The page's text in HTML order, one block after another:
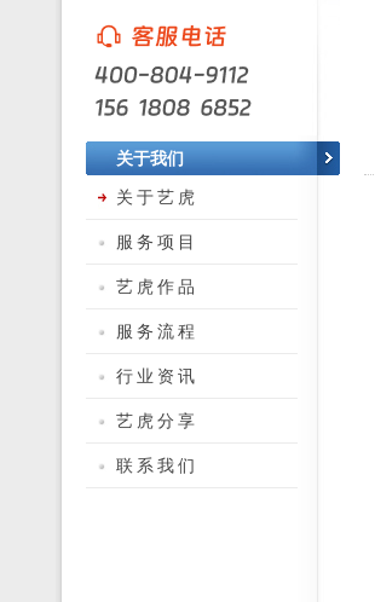
关于我们
关于艺虎
服务项目
艺虎作品
服务流程
行业资讯
艺虎分享
联系我们